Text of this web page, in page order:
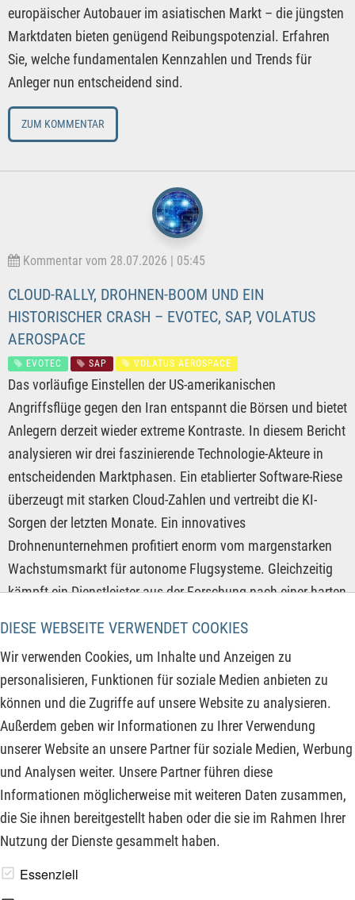
DIESE WEBSEITE VERWENDET COOKIES
Wir verwenden Cookies, um Inhalte und Anzeigen zu
personalisieren, Funktionen für soziale Medien anbieten zu
können und die Zugriffe auf unsere Website zu analysieren.
Außerdem geben wir Informationen zu Ihrer Verwendung
unserer Website an unsere Partner für soziale Medien, Werbung
und Analysen weiter. Unsere Partner führen diese
Informationen möglicherweise mit weiteren Daten zusammen,
die Sie ihnen bereitgestellt haben oder die sie im Rahmen Ihrer
Nutzung der Dienste gesammelt haben.
Essenziell
europäischer Autobauer im asiatischen Markt – die jüngsten
Marktdaten bieten genügend Reibungspotenzial. Erfahren
Sie, welche fundamentalen Kennzahlen und Trends für
Anleger nun entscheidend sind.
ZUM KOMMENTAR
Kommentar vom 28.07.2026 | 05:45
CLOUD-RALLY, DROHNEN-BOOM UND EIN
HISTORISCHER CRASH – EVOTEC, SAP, VOLATUS
AEROSPACE
EVOTEC SAP VOLATUS AEROSPACE
Das vorläufige Einstellen der US-amerikanischen
Angriffsflüge gegen den Iran entspannt die Börsen und bietet
Anlegern derzeit wieder extreme Kontraste. In diesem Bericht
analysieren wir drei faszinierende Technologie-Akteure in
entscheidenden Marktphasen. Ein etablierter Software-Riese
überzeugt mit starken Cloud-Zahlen und vertreibt die KI-
Sorgen der letzten Monate. Ein innovatives
Drohnenunternehmen profitiert enorm vom margenstarken
Wachstumsmarkt für autonome Flugsysteme. Gleichzeitig
kämpft ein Dienstleister aus der Forschung nach einer harten
der verbleibenden Anleger. Entdecken Sie in unserem
Marktbericht, wo lukrative Einstiegschancen warten und wo
das Risiko eines fallenden Messers droht.
ZUM KOMMENTAR
1 ››
www.derfinanzinvestor.de - © 2026 - Die Publikation für